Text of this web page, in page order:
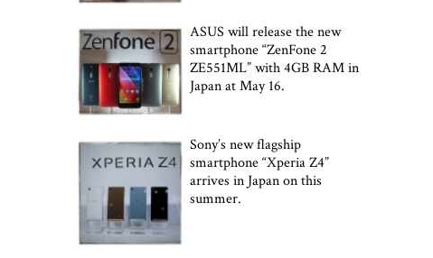
ASUS will release the new
smartphone “ZenFone 2
ZE551ML” with 4GB RAM in
Japan at May 16.
Sony’s new flagship
smartphone “Xperia Z4”
arrives in Japan on this
summer.